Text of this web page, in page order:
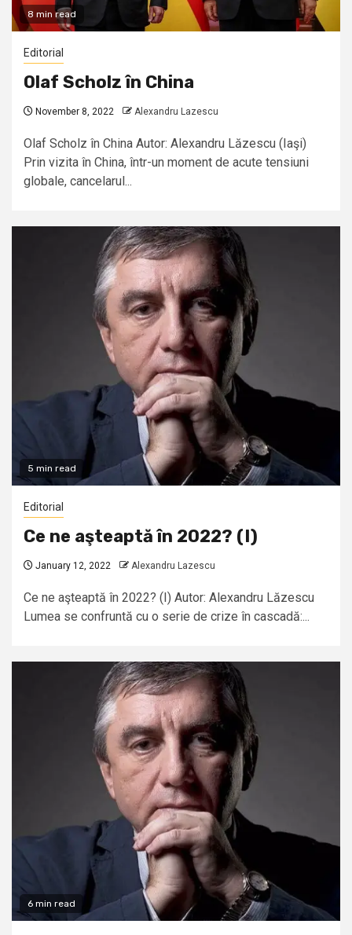
8 min read
Editorial
Olaf Scholz în China
November 8, 2022 Alexandru Lazescu
Olaf Scholz în China Autor: Alexandru Lăzescu (Iaşi)
Prin vizita în China, într-un moment de acute tensiuni
globale, cancelarul...
5 min read
Editorial
Ce ne aşteaptă în 2022? (I)
January 12, 2022 Alexandru Lazescu
Ce ne aşteaptă în 2022? (I) Autor: Alexandru Lăzescu
Lumea se confruntă cu o serie de crize în cascadă:...
6 min read